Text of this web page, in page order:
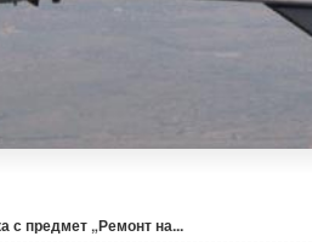
с предмет „Ремонт на...